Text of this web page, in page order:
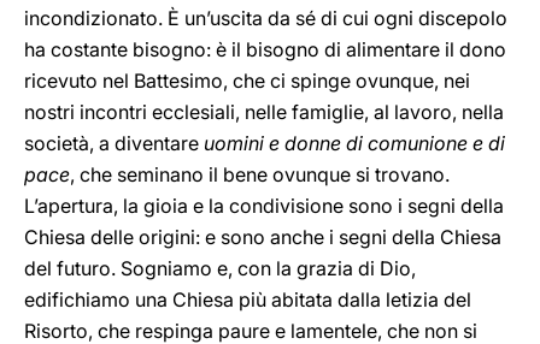
incondizionato. È un’uscita da sé di cui ogni discepolo
ha costante bisogno: è il bisogno di alimentare il dono
ricevuto nel Battesimo, che ci spinge ovunque, nei
nostri incontri ecclesiali, nelle famiglie, al lavoro, nella
società, a diventare uomini e donne di comunione e di
pace, che seminano il bene ovunque si trovano.
L’apertura, la gioia e la condivisione sono i segni della
Chiesa delle origini: e sono anche i segni della Chiesa
del futuro. Sogniamo e, con la grazia di Dio,
edifichiamo una Chiesa più abitata dalla letizia del
Risorto, che respinga paure e lamentele, che non si